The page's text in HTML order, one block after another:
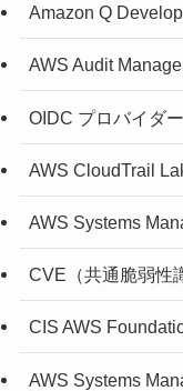
Amazon Q
AWS Audit
OIDC プロバイダ
AWS CloudTrail
AWS Systems
CVE（共通脆弱性
CIS AWS
AWS Systems